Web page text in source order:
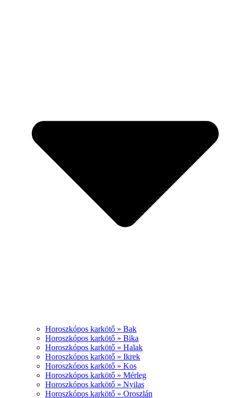
Horoszkópos karkötő » Bak
Horoszkópos karkötő » Bika
Horoszkópos karkötő » Halak
Horoszkópos karkötő » Ikrek
Horoszkópos karkötő » Kos
Horoszkópos karkötő » Mérleg
Horoszkópos karkötő » Nyilas
Horoszkópos karkötő » Oroszlán